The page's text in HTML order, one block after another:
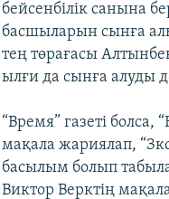
бейсенбілік санына
басшыларын сынға
тең төрағасы
ылғи да сынға алуды
“Время” газеті
мақала жариялап,
басылым болып
Виктор Верктің